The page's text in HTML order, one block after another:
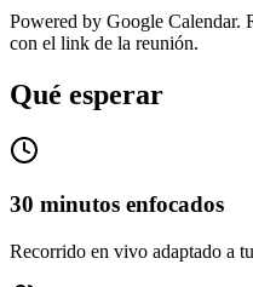
Powered by Google Calendar.
con el link de la reunión.
Qué esperar
30 minutos enfocados
Recorrido en vivo adaptado a